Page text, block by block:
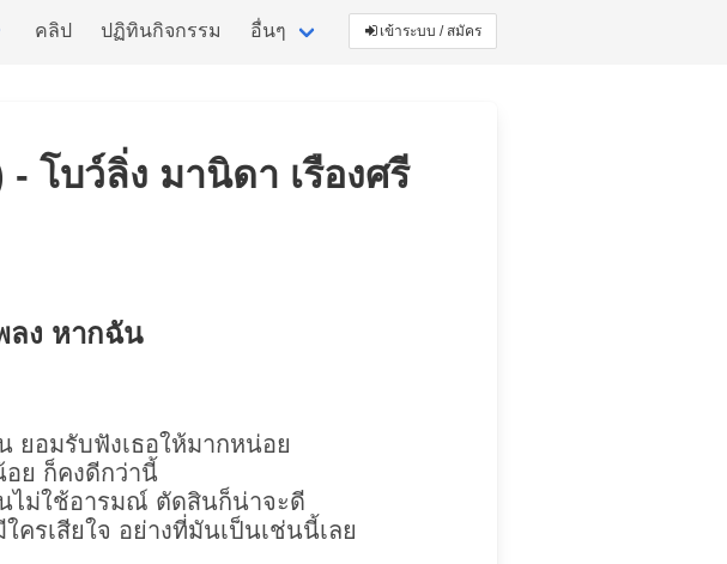
คลิป ปฏิทินกิจกรรม อื่นๆ เข้าระบบ / สมัคร
โบว์ลิ่ง มานิดา เรืองศรี
ลง หากฉัน
ยอมรับฟังเธอให้มากหน่อย
อย ก็คงดีกว่านี้
ไม่ใช้อารมณ์ ตัดสินก็น่าจะดี
ใครเสียใจ อย่างที่มันเป็นเช่นนี้เลย